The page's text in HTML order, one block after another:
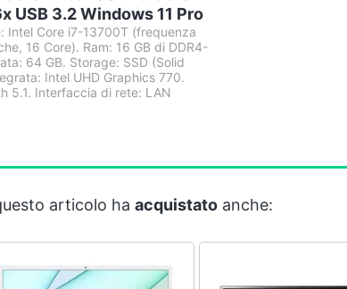
USB 3.2 Windows 11 Pro
Intel Core i7-13700T (frequenza
16 Core). Ram: 16 GB di DDR4-
64 GB. Storage: SSD (Solid
Intel UHD Graphics 770.
5.1. Interfaccia di rete: LAN
articolo ha acquistatoanche: